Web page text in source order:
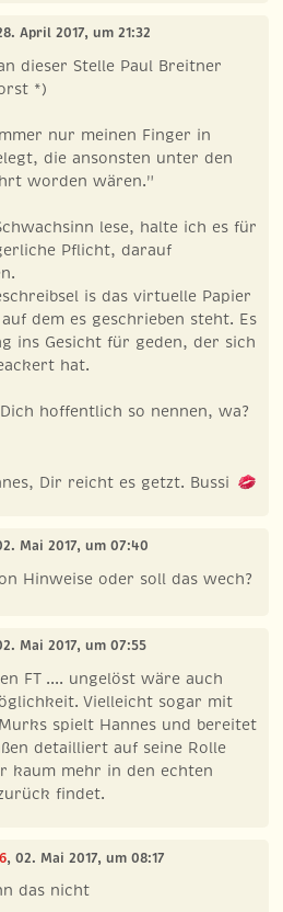
April 2017, um 21:32
dieser Stelle Paul Breitner
*)
nur meinen Finger in
die ansonsten unter den
worden wären."
lese, halte ich es für
Pflicht, darauf
is das virtuelle Papier
dem es geschrieben steht. Es
ins Gesicht für geden, der sich
hat.
hoffentlich so nennen, wa?
Dir reicht es getzt. Bussi
Mai 2017, um 07:40
Hinweise oder soll das wech?
Mai 2017, um 07:55
FT .... ungelöst wäre auch
Vielleicht sogar mit
spielt Hannes und bereitet
detailliert auf seine Rolle
kaum mehr in den echten
findet.
, 02. Mai 2017, um 08:17
das nicht